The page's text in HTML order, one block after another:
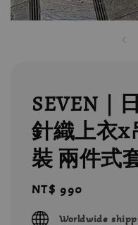
SEVEN｜
針織上衣x
裝 兩件式
Regular
price
NT$ 990
Worldwide